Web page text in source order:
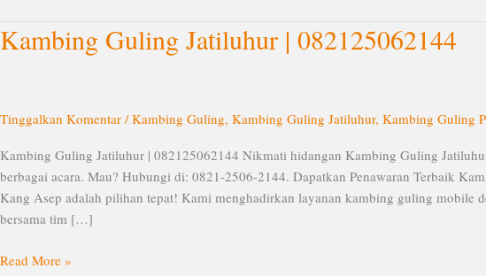
Kambing Guling Jatiluhur | 082125062144
Tinggalkan Komentar /Kambing Guling, Kambing Guling Jatiluhur, Kambing Guling
Kambing Guling Jatiluhur | 082125062144 Nikmati hidangan Kambing Guling
berbagai acara. Mau? Hubungi di: 0821-2506-2144. Dapatkan Penawaran Terbaik
Kang Asep adalah pilihan tepat! Kami menghadirkan layanan kambing guling mobile
bersama tim […]
Kambing
Guling
082125062144
Read More »